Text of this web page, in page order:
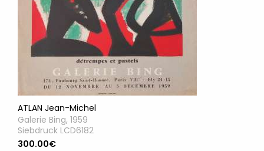
ATLAN Jean-Michel
Galerie Bing, 1959
Siebdruck LCD6182
300.00€